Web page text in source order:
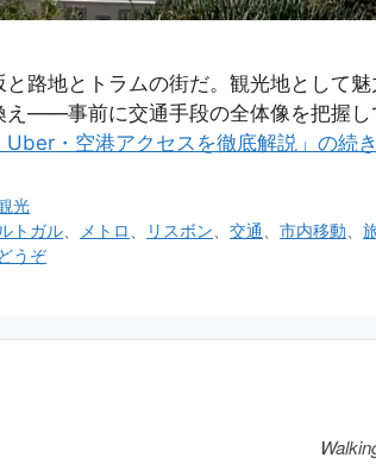
と路地とトラムの街だ。観光地として
え——事前に交通手段の全体像を把握し
Uber・空港アクセスを徹底解説」の続
光
トガル メトロ リスボン 、交通 、市内移動 、
うぞ